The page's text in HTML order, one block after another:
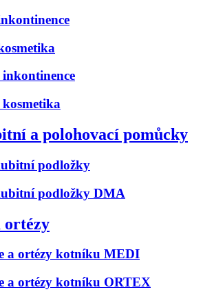
a polohovací pomůcky
podložky
podložky DMA
ortézy
a ortézy kotníku MEDI
a ortézy kotníku ORTEX